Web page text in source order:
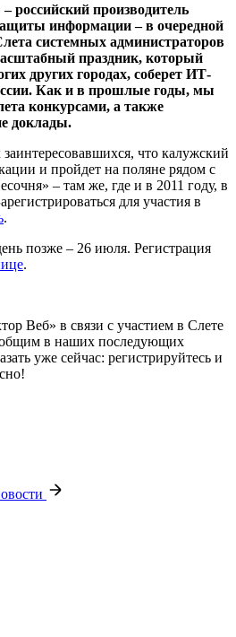
российский производитель
информации – в очередной
системных администраторов
праздник, который
других городах, соберет ИТ-
Как и в прошлые годы, мы
конкурсами, а также
доклады.
что калужский
и пройдет на поляне рядом с
– там же, где и в 2011 году, в
для участия в
.
позже – 26 июля. Регистрация
.
Веб» в связи с участием в Слете
в наших последующих
уже сейчас: регистрируйтесь и